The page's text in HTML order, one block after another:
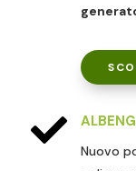

Nuovo